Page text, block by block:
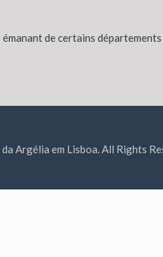
de certains
Argélia em Lisboa. All Rights